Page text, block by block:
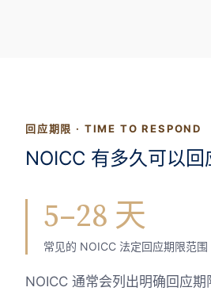
回应期限 · TIME TO RESPOND
NOICC 有多久可以回
5–28 天
常见的 NOICC 法定回应期限范围
NOICC 通常会列出明确回应